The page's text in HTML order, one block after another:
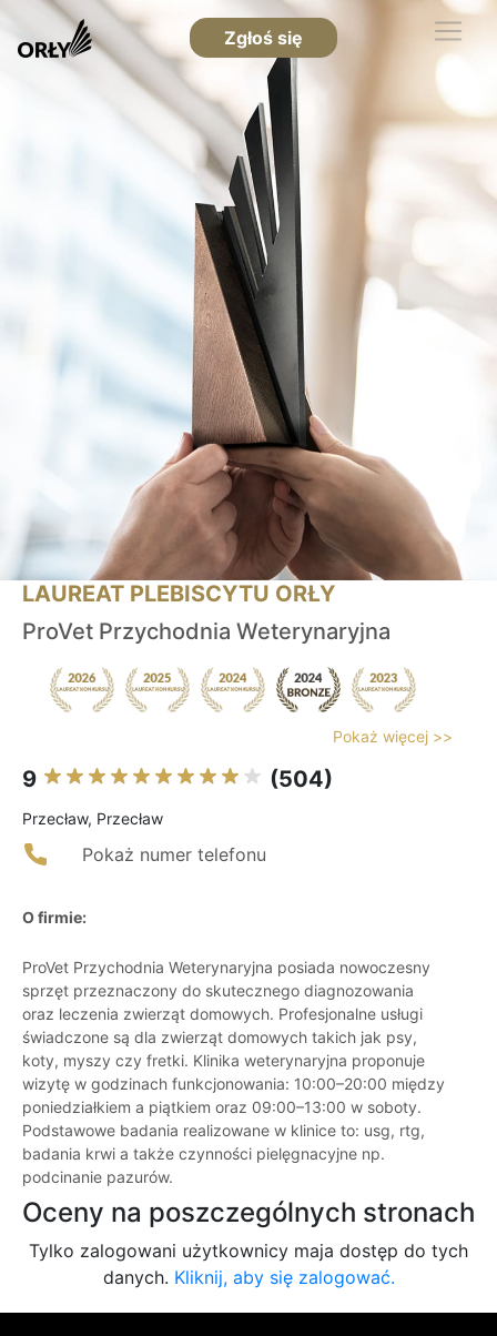
Zgłoś się
LAUREAT PLEBISCYTU ORŁY
ProVet Przychodnia Weterynaryjna
Pokaż więcej >>
9 (504)
Przecław, Przecław
Pokaż numer telefonu
O firmie:
ProVet Przychodnia Weterynaryjna posiada nowoczesny
sprzęt przeznaczony do skutecznego diagnozowania
oraz leczenia zwierząt domowych. Profesjonalne usługi
świadczone są dla zwierząt domowych takich jak psy,
koty, myszy czy fretki. Klinika weterynaryjna proponuje
wizytę w godzinach funkcjonowania: 10:00–20:00 między
poniedziałkiem a piątkiem oraz 09:00–13:00 w soboty.
Podstawowe badania realizowane w klinice to: usg, rtg,
badania krwi a także czynności pielęgnacyjne np.
podcinanie pazurów.
Oceny na poszczególnych stronach
Tylko zalogowani użytkownicy maja dostęp do tych
danych. Kliknij, aby się zalogować.